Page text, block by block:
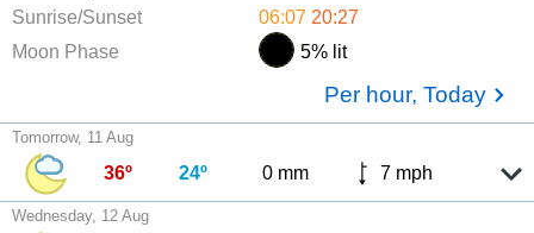
Sunrise/Sunset
06:07 20:27
Moon Phase
5% lit
Per hour, Today
Tomorrow, 11 Aug
36º 24º 0 mm 7 mph
Wednesday, 12 Aug